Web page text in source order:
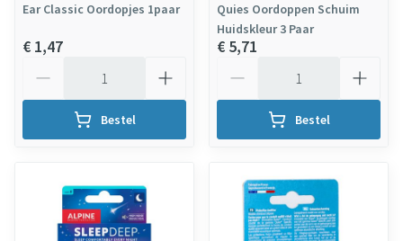
Ear Classic Oordopjes 1paar
€ 1,47
Bestel
Quies Oordoppen Schuim
Huidskleur 3 Paar
€ 5,71
Bestel